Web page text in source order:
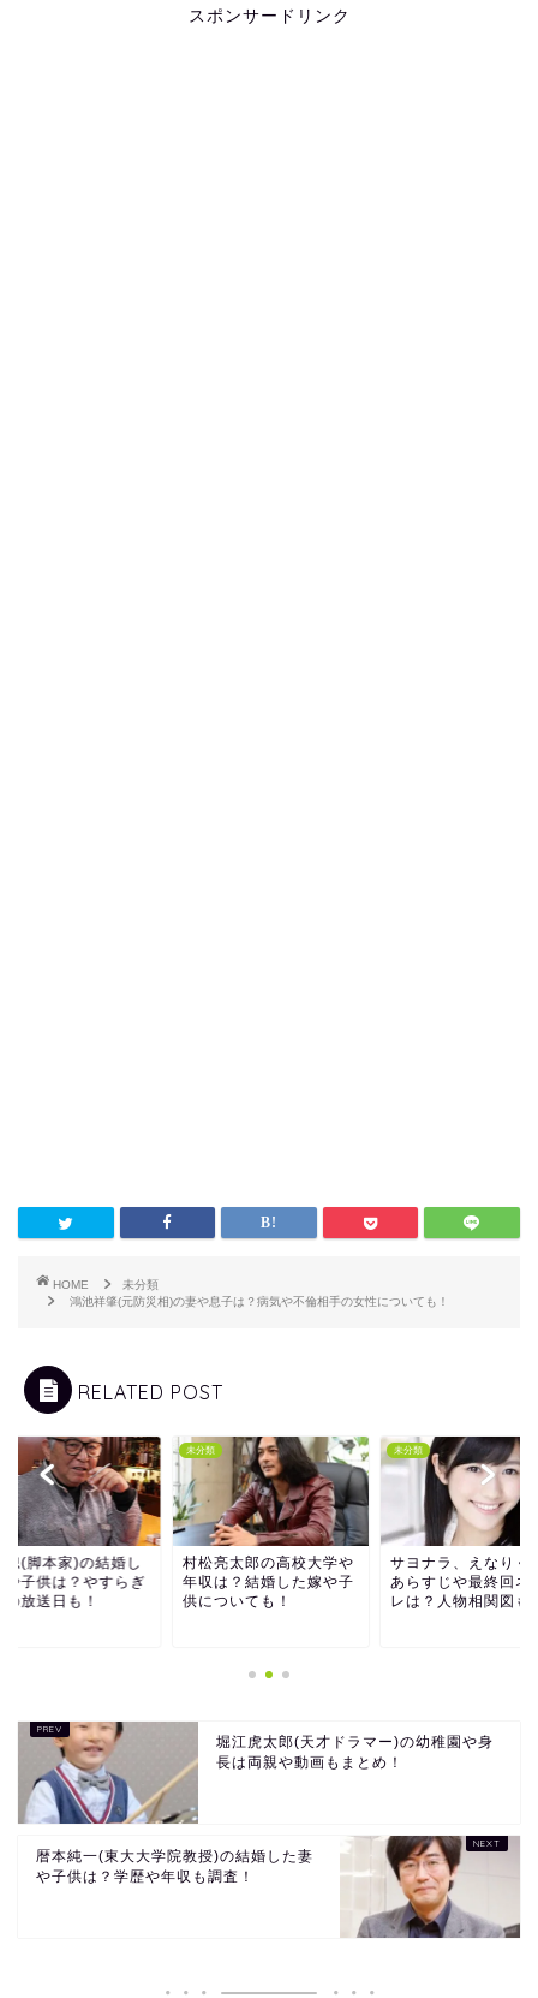
スポンサードリンク
HOME
未分類
鴻池祥肇(元防災相)の妻や息子は？病気や不倫相手の女性についても！
RELATED POST
聰(脚本家)の結婚し
や子供は？やすらぎ
の放送日も！
未分類
村松亮太郎の高校大学や
年収は？結婚した嫁や子
供についても！
未分類
サヨナラ、えなりく
あらすじや最終回ネ
レは？人物相関図も
堀江虎太郎(天才ドラマー)の幼稚園や身
長は両親や動画もまとめ！
暦本純一(東大大学院教授)の結婚した妻
や子供は？学歴や年収も調査！